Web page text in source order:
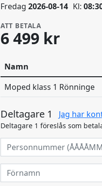
Fredag 2026-08-14 Kl:
ATT BETALA
6 499 kr
Namn
Moped klass 1 Rönninge
Deltagare 1 Jag har
Deltagare 1 föreslås som